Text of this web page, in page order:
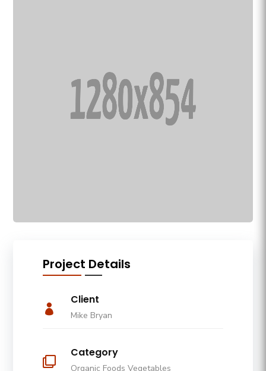
Project Details

Client
Mike Bryan

Category
Organic Foods Vegetables